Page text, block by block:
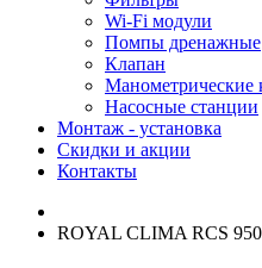
Wi-Fi модули
Помпы дренажные
Клапан
Манометрические
Насосные станции
Монтаж - установка
Скидки и акции
Контакты
ROYAL CLIMA RCS